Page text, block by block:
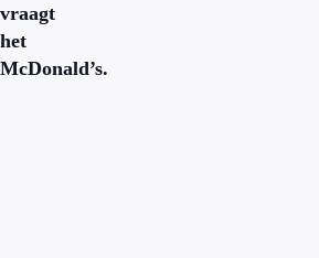
vraagt
het
McDonald’s.